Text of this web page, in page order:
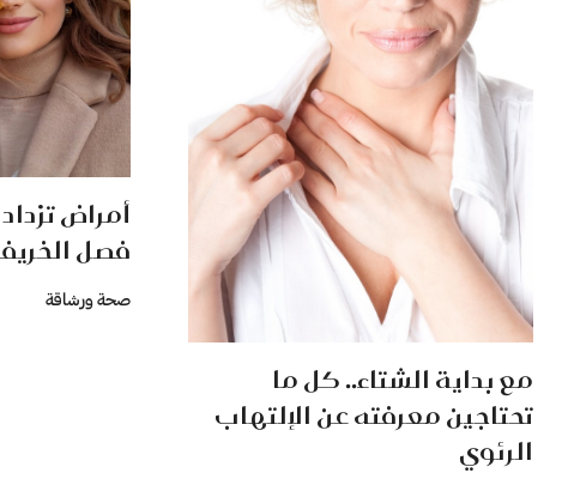
مع بداية الشتاء.. كل ما
تحتاجين معرفته عن الإلتهاب
الرئوي
أمراض
فصل
صحة ورشاقة